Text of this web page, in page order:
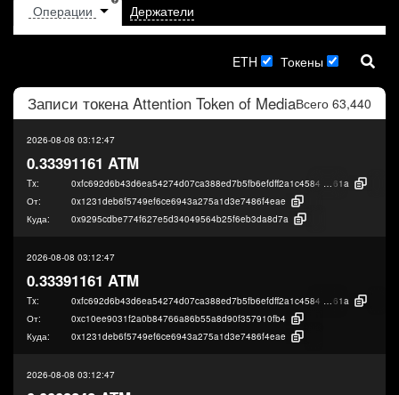
Держатели
ETH Токены
Записи токена Attention Token of MediaВсего 63,440
2026-08-08 03:12:47
0.33391161 ATM
Tx: 0xfc692d6b43d6ea54274d07ca388ed7b5fb6efdff2a1c4584d7d46500f6fd8
61a
От:
0x1231deb6f5749ef6ce6943a275a1d3e7486f4eae
Куда:
0x9295cdbe774f627e5d34049564b25f6eb3da8d7a
2026-08-08 03:12:47
0.33391161 ATM
Tx: 0xfc692d6b43d6ea54274d07ca388ed7b5fb6efdff2a1c4584d7d46500f6fd8
61a
От:
0xc10ee9031f2a0b84766a86b55a8d90f357910fb4
Куда:
0x1231deb6f5749ef6ce6943a275a1d3e7486f4eae
2026-08-08 03:12:47